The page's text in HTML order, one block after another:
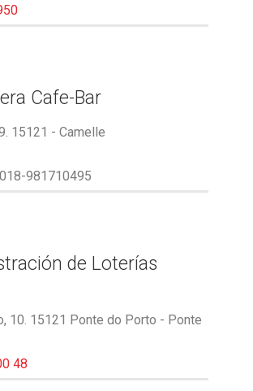
Cafe-Bar
15121 - Camelle
981710495
de Loterías
10. 15121 Ponte do Porto - Ponte
48